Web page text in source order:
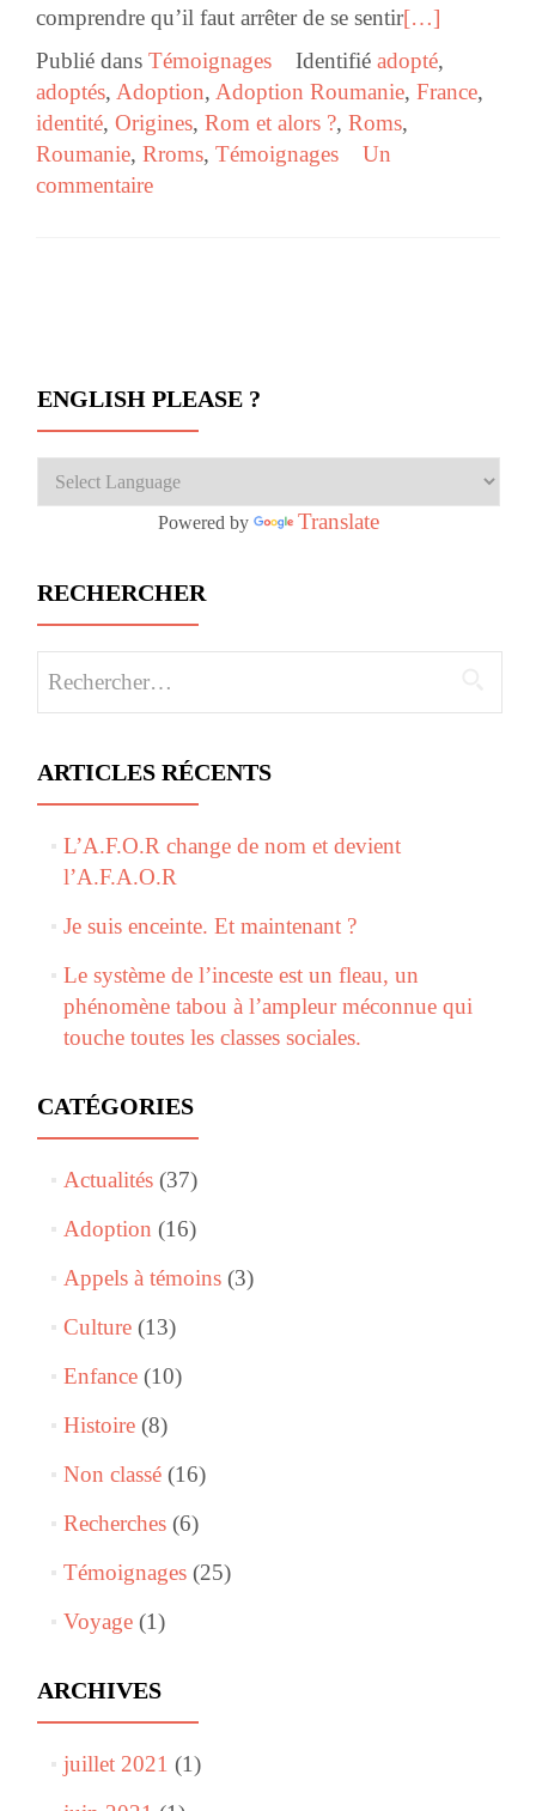
comprendre qu’il faut arrêter de se sentir[…]
Publié dans Témoignages Identifié adopté,
adoptés, Adoption, Adoption Roumanie, France,
identité, Origines, Rom et alors ?, Roms,
Roumanie, Rroms, Témoignages
Un
commentaire
ENGLISH PLEASE ?
Powered by Translate
RECHERCHER
ARTICLES RÉCENTS
L’A.F.O.R change de nom et devient
l’A.F.A.O.R
Je suis enceinte. Et maintenant ?
Le système de l’inceste est un fleau, un
phénomène tabou à l’ampleur méconnue qui
touche toutes les classes sociales.
CATÉGORIES
Actualités(37)
Adoption (16)
Appels à témoins(3)
Culture(13)
Enfance(10)
Histoire(8)
Non classé(16)
Recherches(6)
Témoignages(25)
Voyage(1)
ARCHIVES
juillet 2021 (1)